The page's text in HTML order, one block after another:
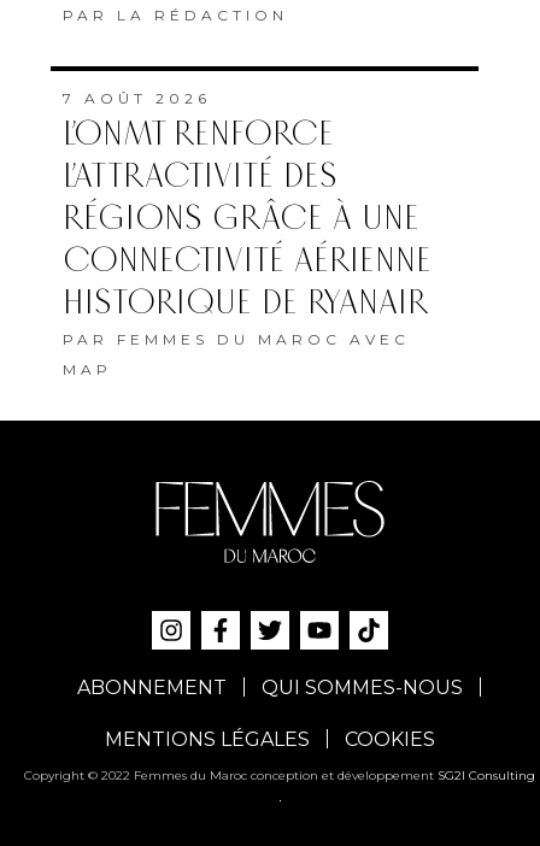
PAR LA RÉDACTION
7 AOÛT 2026
L’ONMT RENFORCE
L’ATTRACTIVITÉ DES
RÉGIONS GRÂCE À UNE
CONNECTIVITÉ AÉRIENNE
HISTORIQUE DE RYANAIR
PAR FEMMES DU MAROC AVEC
MAP
ABONNEMENT QUI SOMMES-NOUS
MENTIONS LÉGALES COOKIES
Copyright © 2022 Femmes du Maroc conception et développement SG2I Consulting